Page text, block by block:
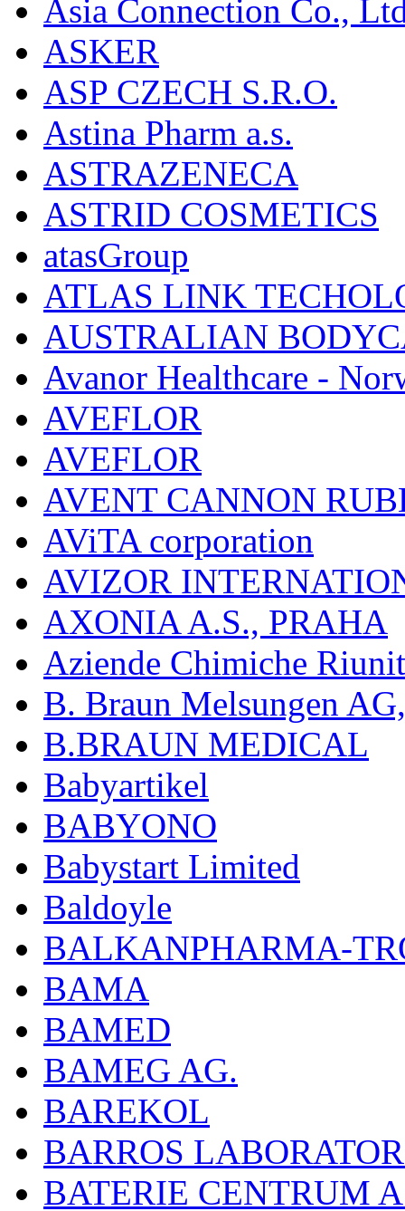
Asia Connection Co.,
ASKER
ASP CZECH S.R.O.
Astina Pharm a.s.
ASTRAZENECA
ASTRID COSMETICS
atasGroup
ATLAS LINK
AUSTRALIAN
Avanor Healthcare -
AVEFLOR
AVEFLOR
AVENT CANNON
AViTA corporation
AVIZOR
AXONIA A.S., PRAHA
Aziende Chimiche
B. Braun Melsungen
B.BRAUN MEDICAL
Babyartikel
BABYONO
Babystart Limited
Baldoyle
BALKANPHARMA-
BAMA
BAMED
BAMEG AG.
BAREKOL
BARROS
BATERIE CENTRUM